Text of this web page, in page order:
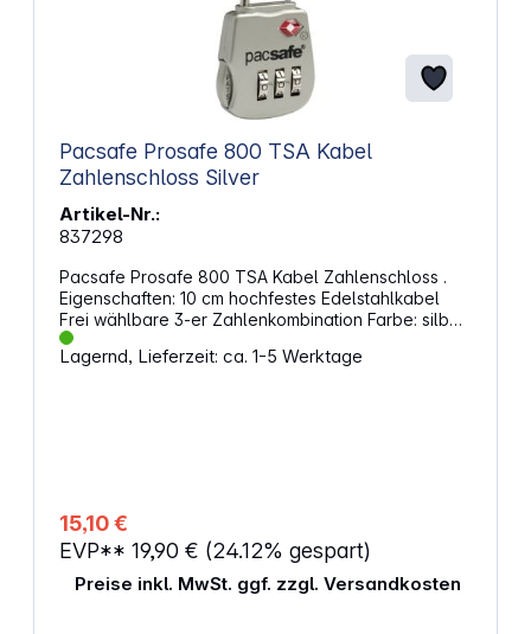
Pacsafe Prosafe 800 TSA Kabel
Zahlenschloss Silver
Artikel-Nr.:
837298
Pacsafe Prosafe 800 TSA Kabel Zahlenschloss .
Eigenschaften: 10 cm hochfestes Edelstahlkabel
Frei wählbare 3-er Zahlenkombination Farbe: silber
Abmessungen (H x B x T): 3,3 x 8 x 1 cm
Lagernd, Lieferzeit: ca. 1-5 Werktage
15,10 €
EVP** 19,90 € (24.12% gespart)
Preise inkl. MwSt. ggf. zzgl. Versandkosten